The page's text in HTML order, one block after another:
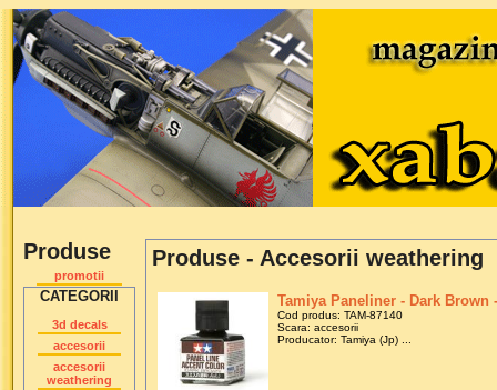
Produse
promotii
CATEGORII
3d decals
accesorii
accesorii
weathering
Produse - Accesorii weathering
Tamiya Paneliner - Dark Brown
Cod produs: TAM-87140
Scara: accesorii
Producator: Tamiya (Jp) ...